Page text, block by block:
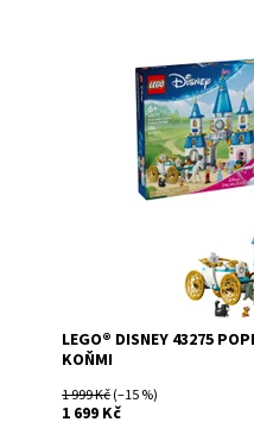
Dostupnost: Skladem
12207
LEGO
LEGO® DISNEY 43275
KOŇMI
1 999 Kč(–15 %)
1 699 Kč